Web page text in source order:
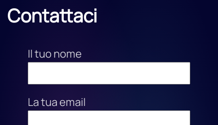
Contattaci
Il tuo nome
La tua email